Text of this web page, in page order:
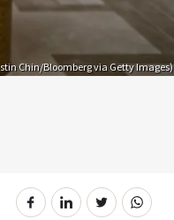
Chin/Bloomberg via Getty Images)